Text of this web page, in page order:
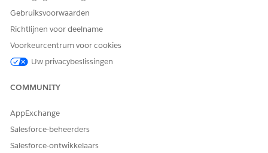
Gebruiksvoorwaarden
Richtlijnen voor deelname
Voorkeurcentrum voor cookies
Uw privacybeslissingen
COMMUNITY
AppExchange
Salesforce-beheerders
Salesforce-ontwikkelaars